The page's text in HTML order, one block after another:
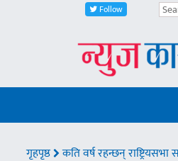
Follow
गृहपृष्ठ कति वर्ष रहन्छन्